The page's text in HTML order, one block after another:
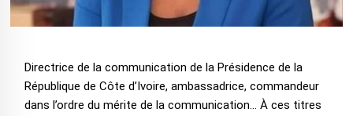
Directrice de la communication de la Présidence de la
République de Côte d’Ivoire, ambassadrice, commandeur
dans l’ordre du mérite de la communication… À ces titres